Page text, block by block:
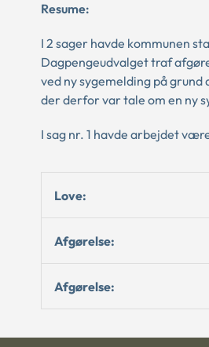
Resume:
I 2 sager havde kommunen
Dagpengeudvalget traf
ved ny sygemelding på
der derfor var tale om en ny
I sag nr. 1 havde arbejdet
Love:
Afgørelse:
Afgørelse: